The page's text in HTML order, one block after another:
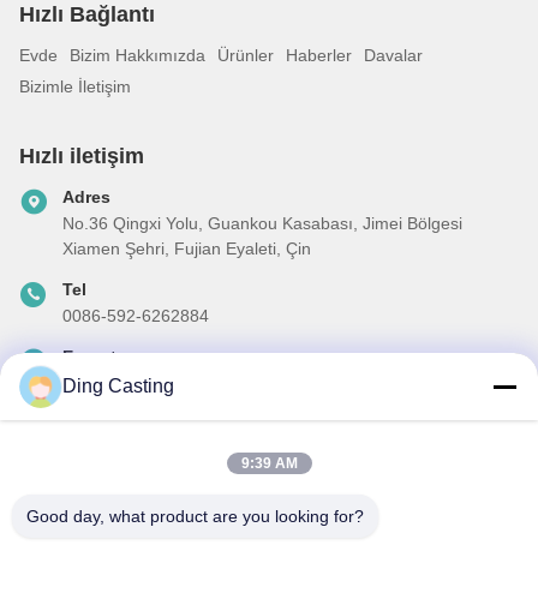
Hızlı Bağlantı
Evde Bizim Hakkımızda Ürünler Haberler
Davalar
Bizimle İletişim
Hızlı iletişim
Adres
No.36 Qingxi Yolu, Guankou Kasabası, Jimei Bölgesi
Xiamen Şehri, Fujian Eyaleti, Çin
Tel
0086-592-6262884
E-posta
dzivy@idzxm.cn
İndirimler ve daha fazlası için bültenimize abone olun.
Ding Casting
9:39 AM
Good day, what product are you looking for?